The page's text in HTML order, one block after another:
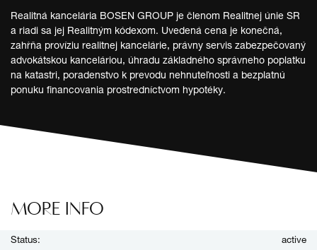
Realitná kancelária BOSEN GROUP je členom Realitnej únie SR
a riadi sa jej Realitným kódexom. Uvedená cena je konečná,
zahŕňa províziu realitnej kancelárie, právny servis zabezpečovaný
advokátskou kanceláriou, úhradu základného správneho poplatku
na katastri, poradenstvo k prevodu nehnuteľnosti a bezplatnú
ponuku financovania prostredníctvom hypotéky.
MORE INFO
Status: active